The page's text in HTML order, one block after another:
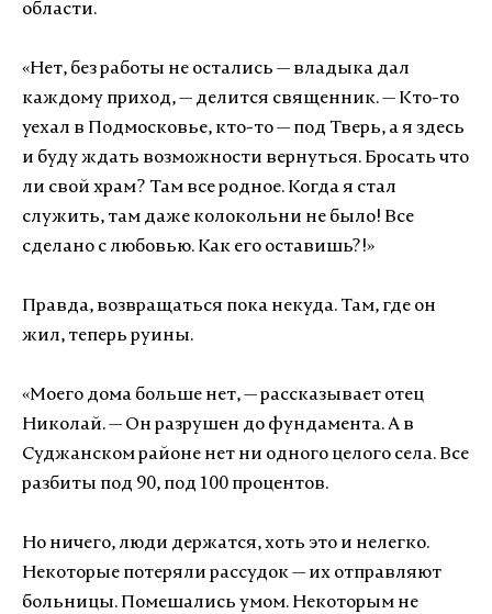
области.
«Нет, без работы не остались — владыка дал
каждому приход, — делится священник. — Кто-то
уехал в Подмосковье, кто-то — под Тверь, а я здесь
и буду ждать возможности вернуться. Бросать что
ли свой храм? Там все родное. Когда я стал
служить, там даже колокольни не было! Все
сделано с любовью. Как его оставишь?!»
Правда, возвращаться пока некуда. Там, где он
жил, теперь руины.
«Моего дома больше нет, — рассказывает отец
Николай. — Он разрушен до фундамента. А в
Суджанском районе нет ни одного целого села. Все
разбиты под 90, под 100 процентов.
Но ничего, люди держатся, хоть это и нелегко.
Некоторые потеряли рассудок — их отправляют
больницы. Помешались умом. Некоторым не